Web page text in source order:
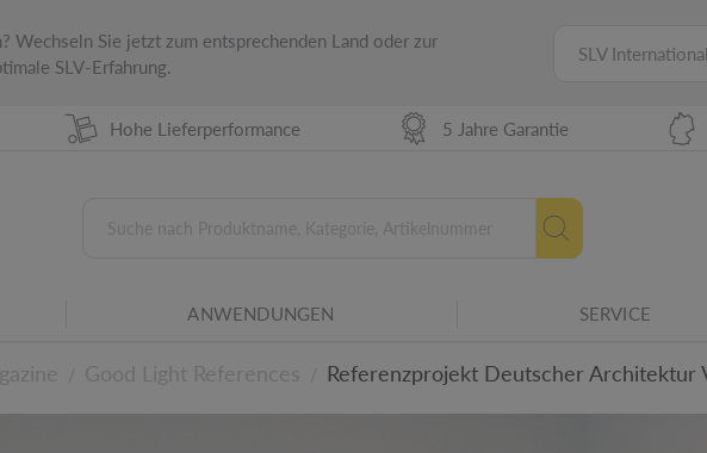
Wechseln Sie jetzt zum entsprechenden Land oder zur
SLV-Erfahrung.
SLV
Hohe Lieferperformance 5 Jahre Garantie
ANWENDUNGEN SERVICE
Referenzprojekt Deutscher Architektur